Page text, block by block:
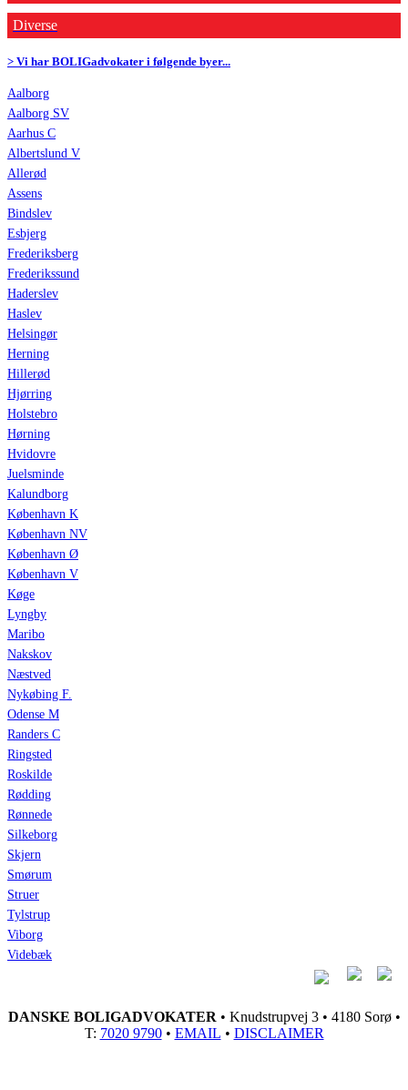
Diverse
> Vi har BOLIGadvokater i følgende byer...
Aalborg
Aalborg SV
Aarhus C
Albertslund V
Allerød
Assens
Bindslev
Esbjerg
Frederiksberg
Frederikssund
Haderslev
Haslev
Helsingør
Herning
Hillerød
Hjørring
Holstebro
Hørning
Hvidovre
Juelsminde
Kalundborg
København K
København NV
København Ø
København V
Køge
Lyngby
Maribo
Nakskov
Næstved
Nykøbing F.
Odense M
Randers C
Ringsted
Roskilde
Rødding
Rønnede
Silkeborg
Skjern
Smørum
Struer
Tylstrup
Viborg
Videbæk
DANSKE BOLIGADVOKATER • Knudstrupvej 3 • 4180 Sorø •
T: 7020 9790• EMAIL • DISCLAIMER